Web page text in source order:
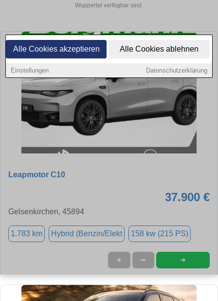
Alle Cookies akzeptieren Alle Cookies ablehnen
Einstellungen Datenschutzerklärung
Wuppertal verfügbar sind.
Leapmotor C10
37.900 €
Gelsenkirchen, 45894
1.783 km Hybrid (Benzin/Elekt 158 kw (215 PS)
★ ➦ ➜